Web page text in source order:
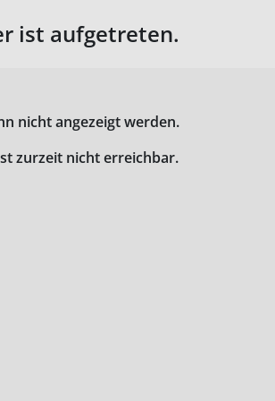
ist aufgetreten.
nicht angezeigt werden.
zurzeit nicht erreichbar.